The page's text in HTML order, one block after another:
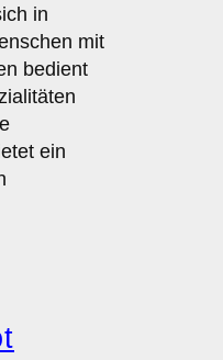
in
mit
bedient
ein